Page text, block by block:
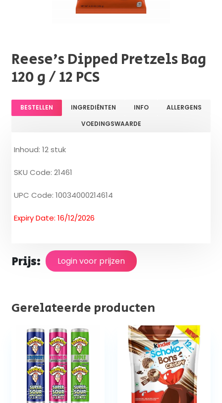
Reese's Dipped Pretzels Bag
120 g / 12 PCS
BESTELLEN INGREDIËNTEN INFO
ALLERGENS
VOEDINGSWAARDE
Inhoud: 12 stuk
SKU Code: 21461
UPC Code: 10034000214614
Expiry Date: 16/12/2026
Prijs: Login voor prijzen
Gerelateerde producten